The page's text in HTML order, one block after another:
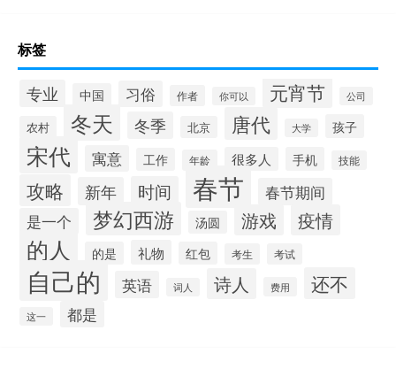
标签
专业 中国 习俗 作者 你可以 元宵节 公司
农村 冬天 冬季 北京 唐代 大学 孩子
宋代 寓意 工作 年龄 很多人 手机 技能
攻略 新年 时间 春节 春节期间
是一个 梦幻西游 汤圆 游戏 疫情
的人 的是 礼物 红包 考生 考试
自己的 英语 词人 诗人 费用 还不
这一 都是